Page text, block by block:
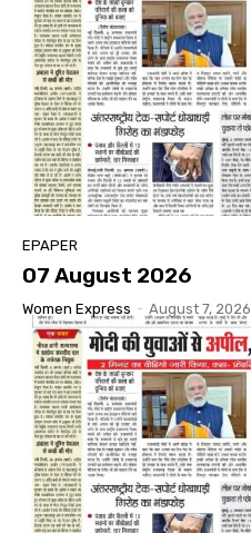
EPAPER
07 August 2026
Women Express - August 7, 2026